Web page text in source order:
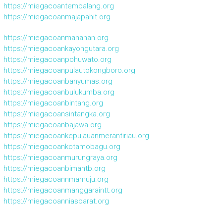
https://miegacoantembalang.org
https://miegacoanmajapahit.org
https://miegacoanmanahan.org
https://miegacoankayongutara.org
https://miegacoanpohuwato.org
https://miegacoanpulautokongboro.org
https://miegacoanbanyumas.org
https://miegacoanbulukumba.org
https://miegacoanbintang.org
https://miegacoansintangka.org
https://miegacoanbajawa.org
https://miegacoankepulauanmerantiriau.org
https://miegacoankotamobagu.org
https://miegacoanmurungraya.org
https://miegacoanbimantb.org
https://miegacoannmamuju.org
https://miegacoanmanggaraintt.org
https://miegacoanniasbarat.org